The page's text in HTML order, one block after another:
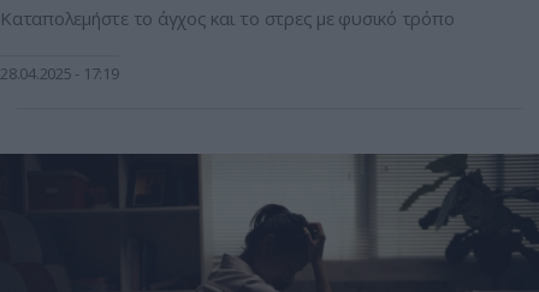
Καταπολεμήστε το άγχος και το στρες με φυσικό τρόπο
28.04.2025 17:19